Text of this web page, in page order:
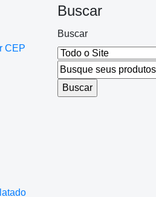
CEP
Buscar
Buscar